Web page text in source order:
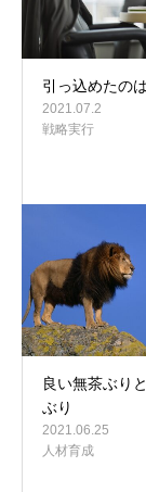
引っ込めたの
2021.07.2
戦略実行
良い無茶ぶり
ぶり
2021.06.25
人材育成